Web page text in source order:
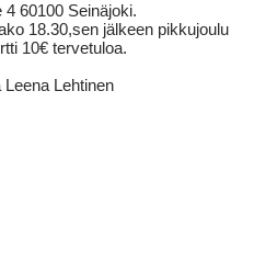
60100 Seinäjoki.
18.30,sen jälkeen pikkujoulu
10€ tervetuloa.
Lehtinen